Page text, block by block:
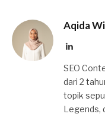
Aqida
LinkedIn
SEO
dari 2
topik
Legends,